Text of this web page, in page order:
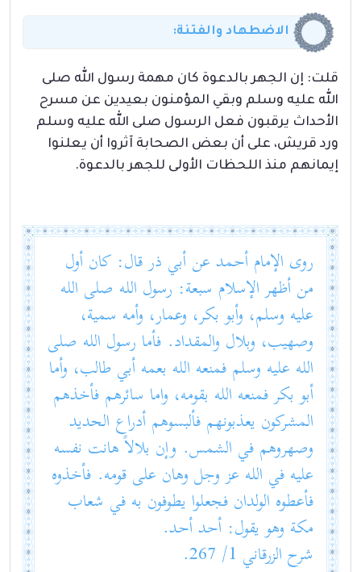
الاضطهاد والفتنة:
قلت: إن الجهر بالدعوة كان مهمة رسول الله صلى
الله عليه وسلم وبقي المؤمنون بعيدين عن مسرح
الأحداث يرقبون فعل الرسول صلى الله عليه وسلم
ورد قريش، على أن بعض الصحابة آثروا أن يعلنوا
إيمانهم منذ اللحظات الأولى للجهر بالدعوة.
روى الإمام أحمد عن أبي ذر قال: كان أول
من أظهر الإسلام سبعة: رسول الله صلى الله
عليه وسلم، وأبو بكر، وعمار، وأمه سمية،
وصهيب، وبلال والمقداد. فأما رسول الله صلى
الله عليه وسلم فمنعه الله بعمه أبي طالب، وأما
أبو بكر فمنعه الله بقومه، واما سائرهم فأخذهم
المشركون يعذبونهم فألبسوهم أدراع الحديد
وصهروهم في الشمس. وإن بلالاً هانت نفسه
عليه في الله عز وجل وهان على قومه. فأخذوه
فأعطوه الولدان فجعلوا يطوفون به في شعاب
مكة وهو يقول: أحد أحد.
شرح الزرقاني 1/ 267.